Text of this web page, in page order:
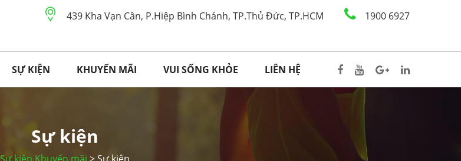
439 Kha Vạn Cân, P.Hiệp Bình Chánh, TP.Thủ Đức, TP.HCM 1900 6927
SỰ KIỆN KHUYẾN MÃI VUI SỐNG KHỎE LIÊN HỆ
Sự kiện